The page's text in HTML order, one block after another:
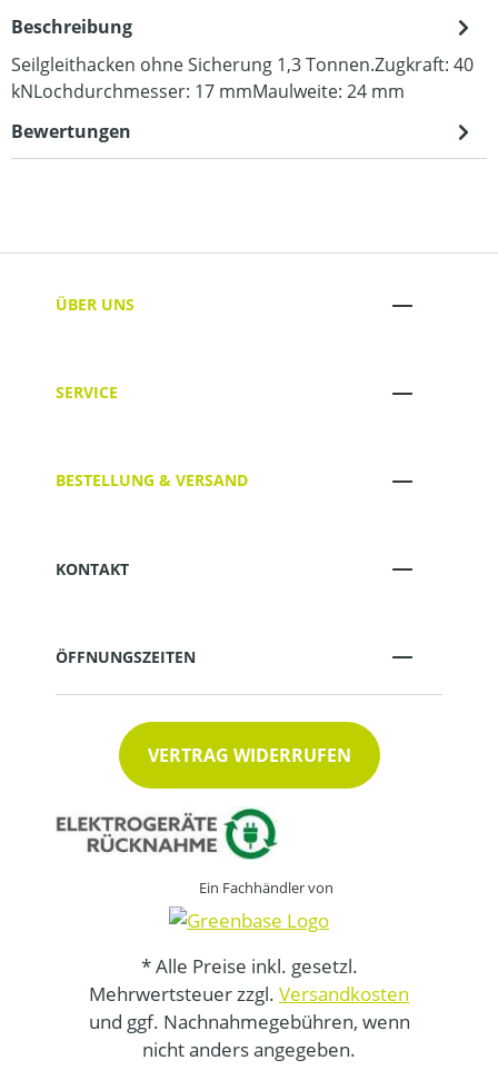
Beschreibung
Seilgleithacken ohne Sicherung 1,3 Tonnen.Zugkraft: 40
kNLochdurchmesser: 17 mmMaulweite: 24 mm
Bewertungen
ÜBER UNS
SERVICE
BESTELLUNG & VERSAND
KONTAKT
ÖFFNUNGSZEITEN
VERTRAG WIDERRUFEN
Ein Fachhändler von
* Alle Preise inkl. gesetzl.
Mehrwertsteuer zzgl. Versandkosten
und ggf. Nachnahmegebühren, wenn
nicht anders angegeben.